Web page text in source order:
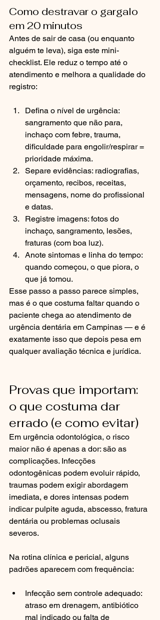
Como destravar o gargalo
em 20 minutos
Antes de sair de casa (ou enquanto
alguém te leva), siga este mini-
checklist. Ele reduz o tempo até o
atendimento e melhora a qualidade do
registro:
Defina o nível de urgência:
sangramento que não para,
inchaço com febre, trauma,
dificuldade para engolir/respirar =
prioridade máxima.
Separe evidências: radiografias,
orçamento, recibos, receitas,
mensagens, nome do profissional
e datas.
Registre imagens: fotos do
inchaço, sangramento, lesões,
fraturas (com boa luz).
Anote sintomas e linha do tempo:
quando começou, o que piora, o
que já tomou.
Esse passo a passo parece simples,
mas é o que costuma faltar quando o
paciente chega ao atendimento de
urgência dentária em Campinas — e é
exatamente isso que depois pesa em
qualquer avaliação técnica e jurídica.
Provas que importam:
o que costuma dar
errado (e como evitar)
Em urgência odontológica, o risco
maior não é apenas a dor: são as
complicações. Infecções
odontogênicas podem evoluir rápido,
traumas podem exigir abordagem
imediata, e dores intensas podem
indicar pulpite aguda, abscesso, fratura
dentária ou problemas oclusais
severos.
Na rotina clínica e pericial, alguns
padrões aparecem com frequência:
Infecção sem controle adequado:
atraso em drenagem, antibiótico
mal indicado ou falta de